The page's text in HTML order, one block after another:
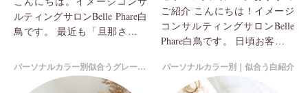
ルティングサロンBelle Phare白
鳥です。 最近も「旦那さんに
した」「おすすめの化粧品も
少しずつ足して...
ご紹介 こんにちは！イメージ
コンサルティングサロンBelle
Phare白鳥です。 日頃お客様に
シーズンコスメをチェックし
ております。 ...
パーソナルカラー別似合うグレーは？ パーソナルカラー別｜似合う白紹介